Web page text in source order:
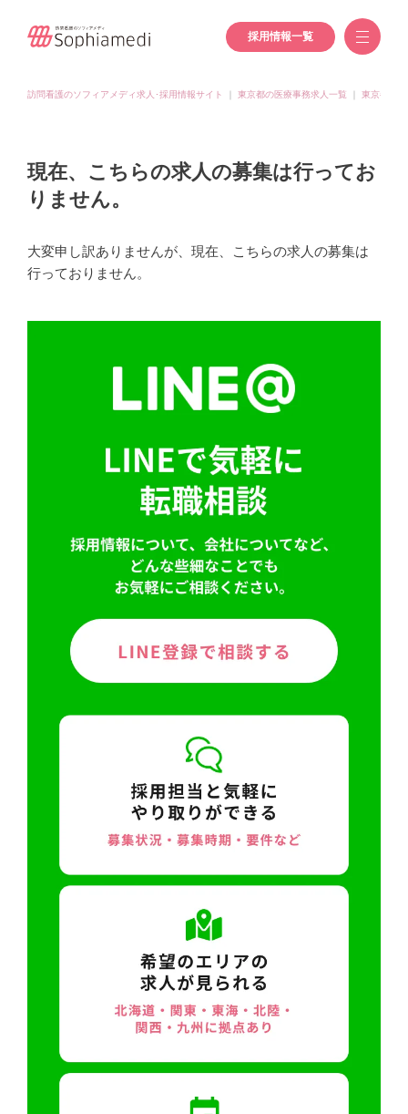
採用情報一覧
訪問看護のソフィアメディ求人･採用情報サイト 東京都の医療事務求人一覧 東京都(小
現在、こちらの求人の募集は行ってお
りません。
大変申し訳ありませんが、現在、こちらの求人の募集は
行っておりません。